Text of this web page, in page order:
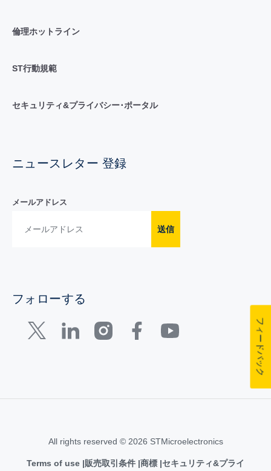
倫理ホットライン
ST行動規範
セキュリティ&プライバシー･ポータル
ニュースレター 登録
メールアドレス
送信
フォローする
All rights reserved © 2026 STMicroelectronics
Terms of use 販売取引条件 商標 セキュリティ&プライ
フィードバック